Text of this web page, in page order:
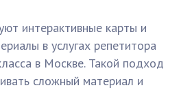
интерактивные карты и
в услугах репетитора
в Москве. Такой подход
сложный материал и